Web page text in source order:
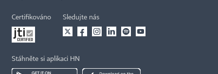
Certifikováno Sledujte nás
Stáhněte si aplikaci HN